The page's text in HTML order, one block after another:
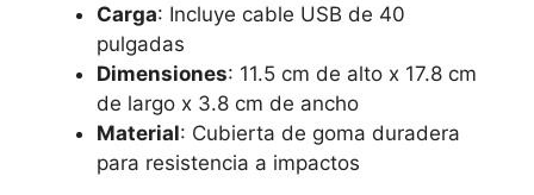
Carga: Incluye cable USB de 40
pulgadas
Dimensiones: 11.5 cm de alto x 17.8 cm
de largo x 3.8 cm de ancho
Material: Cubierta de goma duradera
para resistencia a impactos